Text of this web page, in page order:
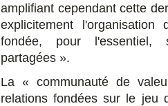
amplifiant cependant cette
explicitement
fondée, pour l'essentiel,
partagées ».
La « communauté de
relations fondées sur le jeu